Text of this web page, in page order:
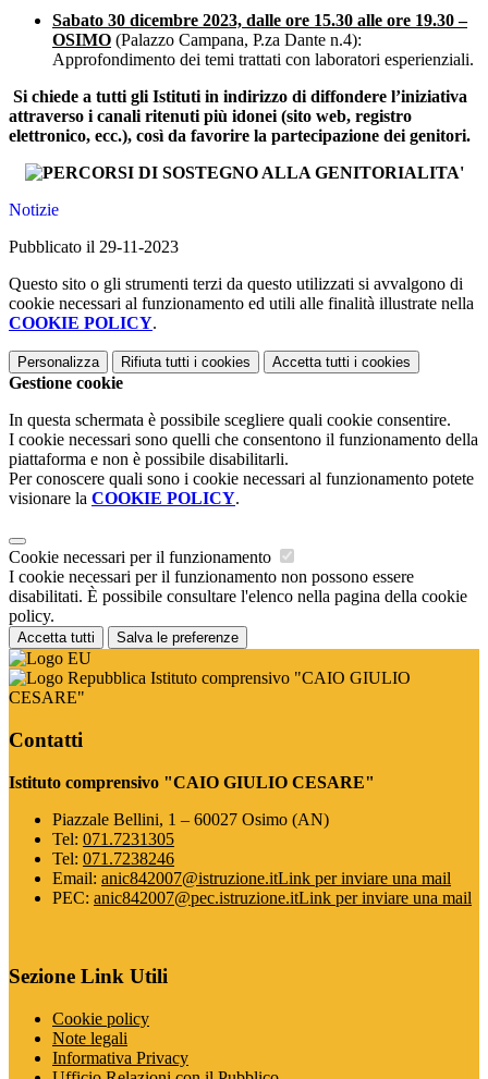
Sabato 30 dicembre 2023, dalle ore 15.30 alle ore 19.30 –
OSIMO (Palazzo Campana, P.za Dante n.4):
Approfondimento dei temi trattati con laboratori esperienziali.
Si chiede a tutti gli Istituti in indirizzo di diffondere l’iniziativa
attraverso i canali ritenuti più idonei (sito web, registro
elettronico, ecc.), così da favorire la partecipazione dei genitori.
Notizie
Pubblicato il 29-11-2023
Questo sito o gli strumenti terzi da questo utilizzati si avvalgono di
cookie necessari al funzionamento ed utili alle finalità illustrate nella
COOKIE POLICY.
Personalizza Rifiuta tutti i cookies Accetta tutti i cookies
Gestione cookie
In questa schermata è possibile scegliere quali cookie consentire.
I cookie necessari sono quelli che consentono il funzionamento della
piattaforma e non è possibile disabilitarli.
Per conoscere quali sono i cookie necessari al funzionamento potete
visionare la COOKIE POLICY.
Cookie necessari per il funzionamento
I cookie necessari per il funzionamento non possono essere
disabilitati. È possibile consultare l'elenco nella pagina della cookie
policy.
Accetta tutti Salva le preferenze
Istituto comprensivo "CAIO GIULIO
CESARE"
Contatti
Istituto comprensivo "CAIO GIULIO CESARE"
Piazzale Bellini, 1 – 60027 Osimo (AN)
Tel: 071.7231305
Tel: 071.7238246
Email: anic842007@istruzione.itLink per inviare una mail
PEC: anic842007@pec.istruzione.itLink per inviare una mail
Sezione Link Utili
Cookie policy
Note legali
Informativa Privacy